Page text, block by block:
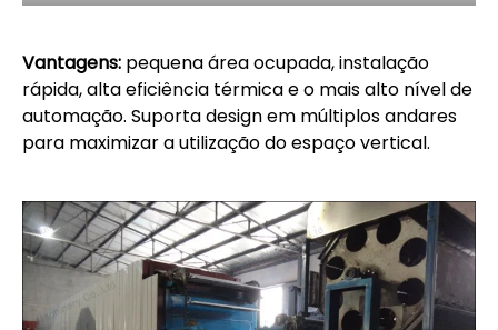
Vantagens: pequena área ocupada, instalação
rápida, alta eficiência térmica e o mais alto nível de
automação. Suporta design em múltiplos andares
para maximizar a utilização do espaço vertical.